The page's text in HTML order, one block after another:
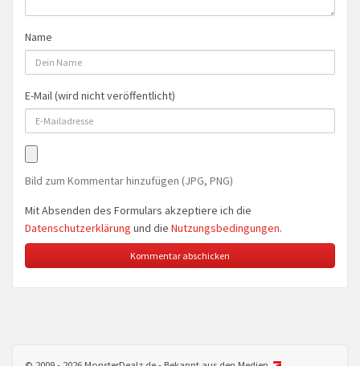
Name
E-Mail (wird nicht veröffentlicht)
Bild zum Kommentar hinzufügen (JPG, PNG)
Mit Absenden des Formulars akzeptiere ich die
Datenschutzerklärung und die Nutzungsbedingungen.